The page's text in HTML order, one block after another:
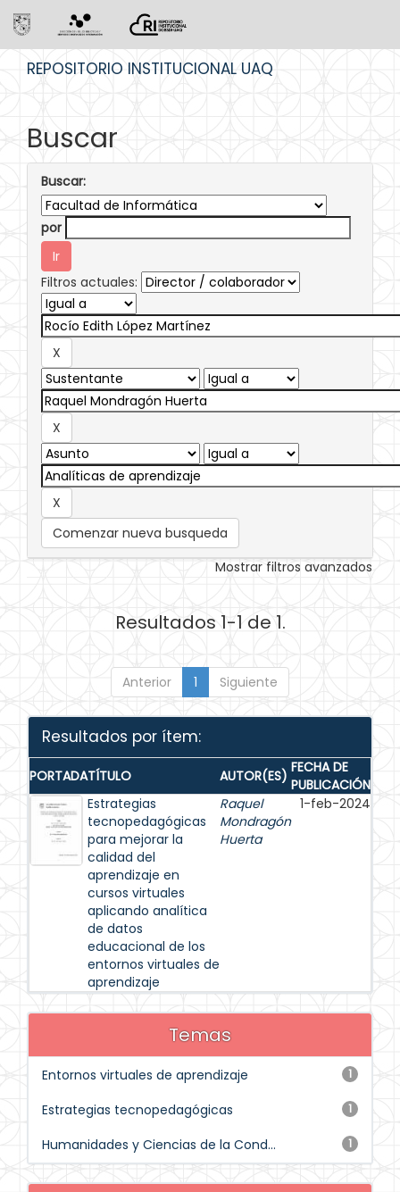
REPOSITORIO INSTITUCIONAL UAQ
Buscar
Buscar:
por
Filtros actuales:
Comenzar nueva busqueda
Mostrar filtros avanzados
Resultados 1-1 de 1.
Anterior 1 Siguiente
Resultados por ítem:
PORTADATÍTULO AUTOR(ES) FECHA DE
PUBLICACIÓN
Estrategias
tecnopedagógicas
para mejorar la
calidad del
aprendizaje en
cursos virtuales
aplicando analítica
de datos
educacional de los
entornos virtuales de
aprendizaje
Raquel
Mondragón
Huerta
1-feb-2024
Temas
1
Entornos virtuales de aprendizaje
1
Estrategias tecnopedagógicas
1
Humanidades y Ciencias de la Cond...